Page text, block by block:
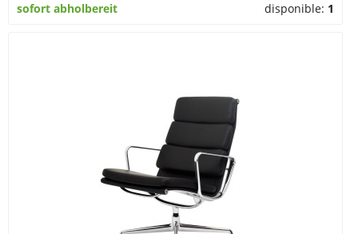
sofort abholbereit disponible: 1